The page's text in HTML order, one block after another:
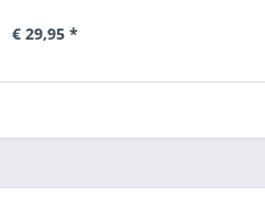
€ 29,95 *